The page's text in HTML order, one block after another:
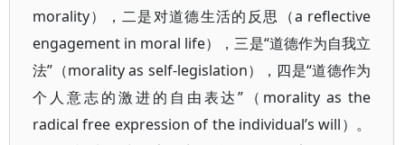
morality），二是对道德生活的反思（a reflective
engagement in moral life），三是“道德作为自我立
法”（morality as self-legislation），四是“道德作为
个人意志的激进的自由表达”（morality as the
radical free expression of the individual’s will）。